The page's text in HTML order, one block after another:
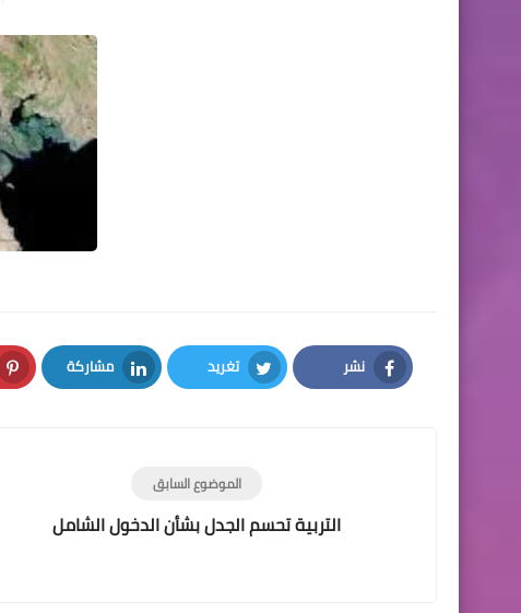
نشر
Facebook
تغريد
Twitter
مشاركة
LinkedIn
الموضوع السابق
التربية تحسم الجدل بشأن الدخول الشامل